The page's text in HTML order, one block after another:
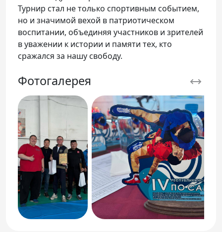
Турнир стал не только спортивным событием,
но и значимой вехой в патриотическом
воспитании, объединяя участников и зрителей
в уважении к истории и памяти тех, кто
сражался за нашу свободу.
Фотогалерея